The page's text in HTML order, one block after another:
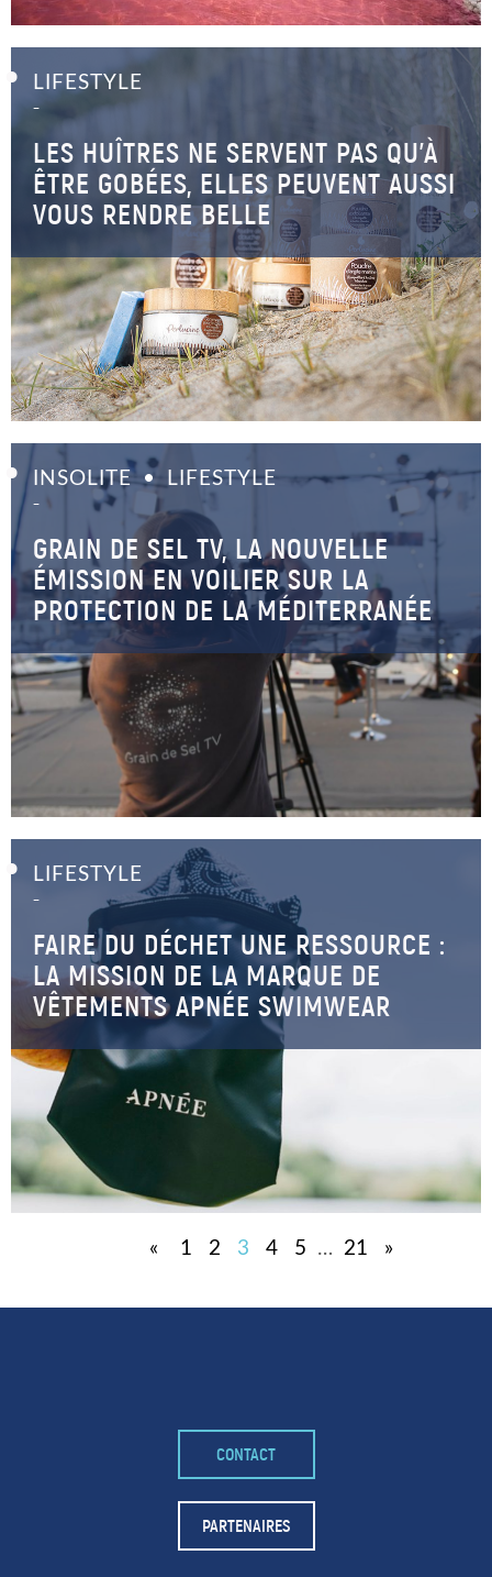
LIFESTYLE
–
LES HUÎTRES NE SERVENT PAS QU’À
ÊTRE GOBÉES, ELLES PEUVENT AUSSI
VOUS RENDRE BELLE
INSOLITE LIFESTYLE
–
GRAIN DE SEL TV, LA NOUVELLE
ÉMISSION EN VOILIER SUR LA
PROTECTION DE LA MÉDITERRANÉE
LIFESTYLE
–
FAIRE DU DÉCHET UNE RESSOURCE :
LA MISSION DE LA MARQUE DE
VÊTEMENTS APNÉE SWIMWEAR
« 1 2 3 4 5 … 21 »
CONTACT
PARTENAIRES